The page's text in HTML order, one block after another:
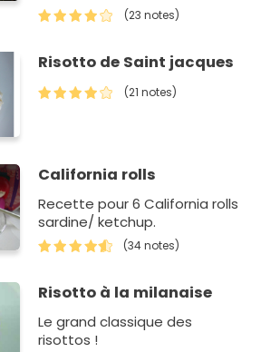
(23 notes)
Risotto de Saint jacques
(21 notes)
California rolls
Recette pour 6 California rolls
sardine/ ketchup.
(34 notes)
Risotto à la milanaise
Le grand classique des
risottos !